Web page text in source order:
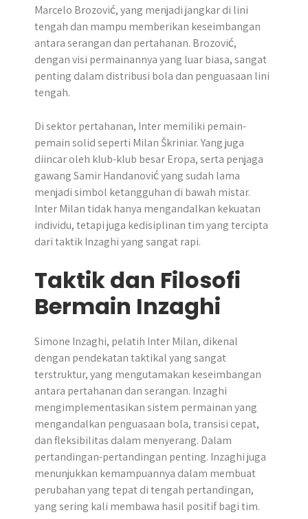
Marcelo Brozović, yang menjadi jangkar di lini
tengah dan mampu memberikan keseimbangan
antara serangan dan pertahanan. Brozović,
dengan visi permainannya yang luar biasa, sangat
penting dalam distribusi bola dan penguasaan lini
tengah.
Di sektor pertahanan, Inter memiliki pemain-
pemain solid seperti Milan Škriniar. Yang juga
diincar oleh klub-klub besar Eropa, serta penjaga
gawang Samir Handanović yang sudah lama
menjadi simbol ketangguhan di bawah mistar.
Inter Milan tidak hanya mengandalkan kekuatan
individu, tetapi juga kedisiplinan tim yang tercipta
dari taktik Inzaghi yang sangat rapi.
Taktik dan Filosofi
Bermain Inzaghi
Simone Inzaghi, pelatih Inter Milan, dikenal
dengan pendekatan taktikal yang sangat
terstruktur, yang mengutamakan keseimbangan
antara pertahanan dan serangan. Inzaghi
mengimplementasikan sistem permainan yang
mengandalkan penguasaan bola, transisi cepat,
dan fleksibilitas dalam menyerang. Dalam
pertandingan-pertandingan penting. Inzaghi juga
menunjukkan kemampuannya dalam membuat
perubahan yang tepat di tengah pertandingan,
yang sering kali membawa hasil positif bagi tim.